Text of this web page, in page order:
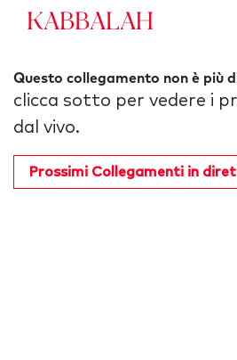
Kabbalah
Questo collegamento non è più
clicca sotto per vedere i
dal vivo.
Prossimi Collegamenti in